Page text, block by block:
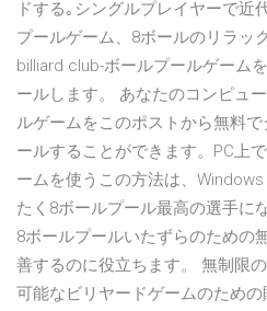
ドする｡シングルプレイヤーで近
プールゲーム、8ボールのリラッ
billiard club-ボールプールゲーム
ールします。 あなたのコンピュ
ルゲームをこのポストから無料
ールすることができます。PC上
ームを使うこの方法は、
たく8ボールプール最高の選手に
8ボールプールいたずらのための
善するのに役立ちます。 無制限
可能なビリヤードゲームのため